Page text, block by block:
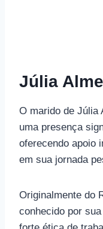
Júlia
O marido de Júlia
uma presença
oferecendo apoio
em sua jornada
Originalmente do
conhecido por